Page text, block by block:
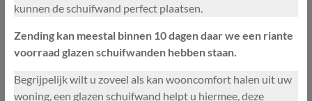
kunnen de schuifwand perfect plaatsen.
Zending kan meestal binnen 10 dagen daar we een riante
voorraad glazen schuifwanden hebben staan.
Begrijpelijk wilt u zoveel als kan wooncomfort halen uit uw
woning, een glazen schuifwand helpt u hiermee, deze